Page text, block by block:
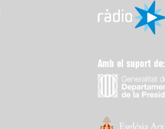
Amb el suport de: